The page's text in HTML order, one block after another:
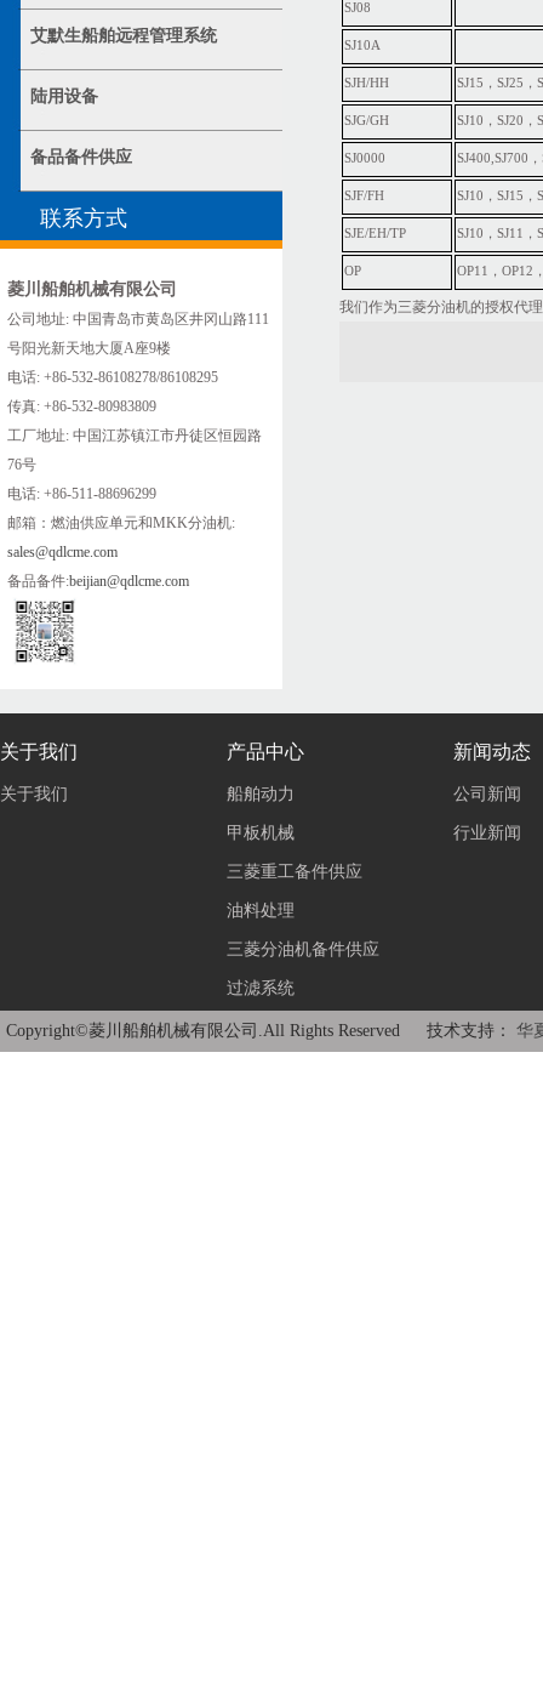
艾默生船舶远程管理系统
陆用设备
备品备件供应
联系方式
菱川船舶机械有限公司
公司地址: 中国青岛市黄岛区井冈山路111
号阳光新天地大厦A座9楼
电话: +86-532-86108278/86108295
传真: +86-532-80983809
工厂地址: 中国江苏镇江市丹徒区恒园路
76号
电话: +86-511-88696299
邮箱：燃油供应单元和MKK分油机:
sales@qdlcme.com
备品备件:beijian@qdlcme.com
SJ08
SJ10A
SJH/HH SJ15，SJ25，
SJG/GH SJ10，SJ20，
SJ0000 SJ400,SJ700
SJF/FH SJ10，SJ15，
SJE/EH/TP SJ10，SJ11，
OP OP11，OP12
我们作为三菱分油机的授权代
关于我们
关于我们
产品中心
船舶动力
甲板机械
三菱重工备件供应
油料处理
三菱分油机备件供应
过滤系统
新闻动态
公司新闻
行业新闻
Copyright©菱川船舶机械有限公司.All Rights Reserved 技术支持： 华